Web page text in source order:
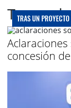
TeTRAS UN
concesión de